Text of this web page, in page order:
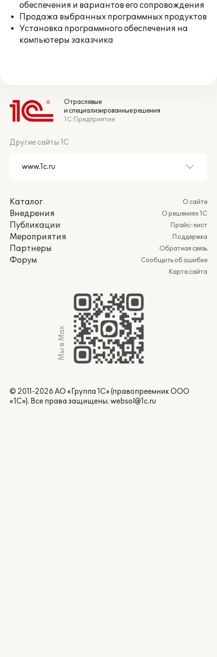
обеспечения и вариантов его сопровождения
Продажа выбранных программных продуктов
Установка программного обеспечения на
компьютеры заказчика
Отраслевые
и специализированные решения
1С:Предприятие
Другие сайты 1С
Каталог
Внедрения
Публикации
Мероприятия
Партнеры
Форум
О сайте
О решениях 1С
Прайс-лист
Поддержка
Обратная связь
Сообщить об ошибке
Карта сайта
Мы в Max
© 2011-2026 АО «Группа 1С» (правопреемник ООО
«1С»). Все права защищены. websol@1c.ru